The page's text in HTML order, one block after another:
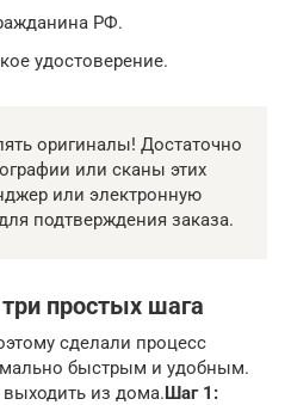
РФ.
удостоверение.
оригиналы! Достаточно
или сканы этих
или электронную
подтверждения заказа.
простых шага
сделали процесс
быстрым и удобным.
из дома.Шаг 1: